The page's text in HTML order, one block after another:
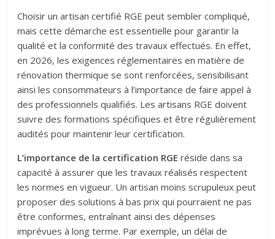
Choisir un artisan certifié RGE peut sembler compliqué,
mais cette démarche est essentielle pour garantir la
qualité et la conformité des travaux effectués. En effet,
en 2026, les exigences réglementaires en matière de
rénovation thermique se sont renforcées, sensibilisant
ainsi les consommateurs à l’importance de faire appel à
des professionnels qualifiés. Les artisans RGE doivent
suivre des formations spécifiques et être régulièrement
audités pour maintenir leur certification.
L’importance de la certification RGE réside dans sa
capacité à assurer que les travaux réalisés respectent
les normes en vigueur. Un artisan moins scrupuleux peut
proposer des solutions à bas prix qui pourraient ne pas
être conformes, entraînant ainsi des dépenses
imprévues à long terme. Par exemple, un délai de